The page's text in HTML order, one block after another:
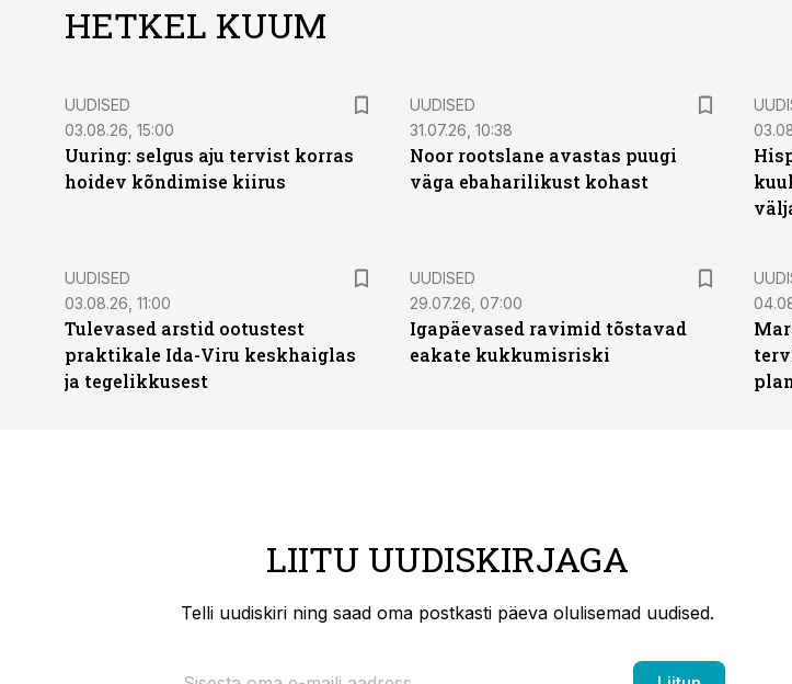
HETKEL KUUM
UUDISED
03.08.26, 15:00
Uuring: selgus aju tervist korras
hoidev kõndimise kiirus
UUDISED
31.07.26, 10:38
Noor rootslane avastas puugi
väga ebaharilikust kohast
UUDISED
03.08.26, 11:00
Tulevased arstid ootustest
praktikale Ida-Viru keskhaiglas
ja tegelikkusest
UUDISED
29.07.26, 07:00
Igapäevased ravimid tõstavad
eakate kukkumisriski
LIITU UUDISKIRJAGA
Telli uudiskiri ning saad oma postkasti päeva olulisemad uudised.